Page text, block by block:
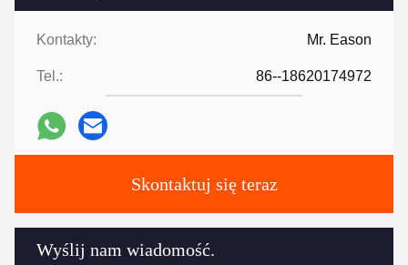
Kontakty: Mr. Eason
Tel.: 86--18620174972
Skontaktuj się teraz
Wyślij nam wiadomość.